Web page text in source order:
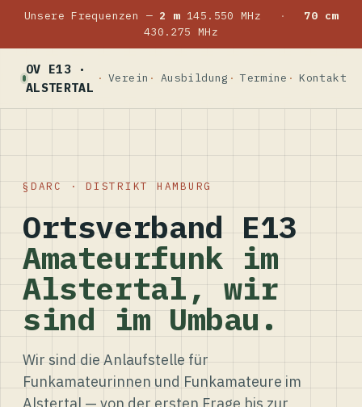
Unsere Frequenzen — 2 m145.550 MHz ·
70 cm
430.275 MHz
OV E13 ·
ALSTERTAL
Verein Ausbildung Termine Kontakt
DARC · DISTRIKT HAMBURG
Ortsverband E13
Amateurfunk im
Alstertal, wir
sind im Umbau.
Wir sind die Anlaufstelle für
Funkamateurinnen und Funkamateure im